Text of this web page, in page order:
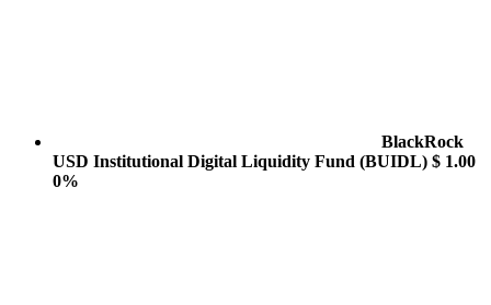
BlackRock
USD Institutional Digital Liquidity Fund (BUIDL) $ 1.00
0%